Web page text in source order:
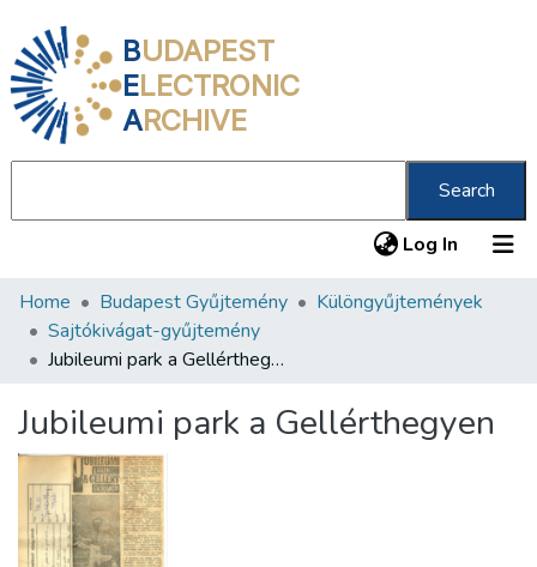
BUDAPEST
ELECTRONIC
ARCHIVE
Search
Log In (current)
Communities & Collections
All of DSpace
About us
Home Budapest Gyűjtemény
Különgyűjtemények
Sajtókivágat-gyűjtemény
Jubileumi park a Gellérthegyen
Jubileumi park a Gellérthegyen